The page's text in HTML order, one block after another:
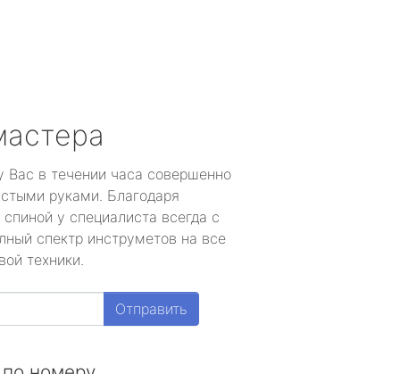
Вас в течении часа совершенно
руками. Благодаря
у специалиста всегда с
спектр инструметов на все
техники.
Отправить